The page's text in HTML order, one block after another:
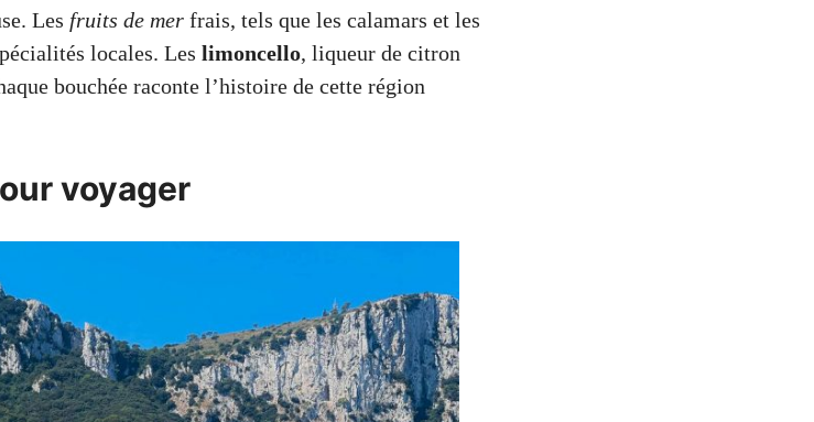
Les fruits de mer frais, tels que les calamars et les
locales. Les limoncello, liqueur de citron
bouchée raconte l’histoire de cette région
voyager